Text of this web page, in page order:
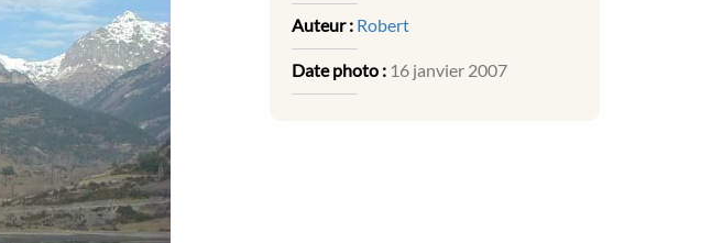
Auteur : Robert
Date photo : 16 janvier 2007